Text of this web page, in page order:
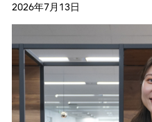
2026年7月13日